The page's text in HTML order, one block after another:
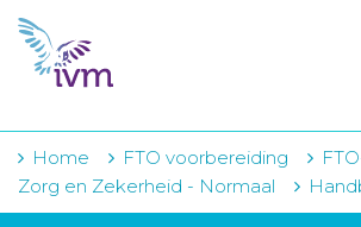
VMI
FTO voorbereiding
IVM-academie
Zorginstellingen
Home FTO voorbereiding
Zorg en Zekerheid - Normaal